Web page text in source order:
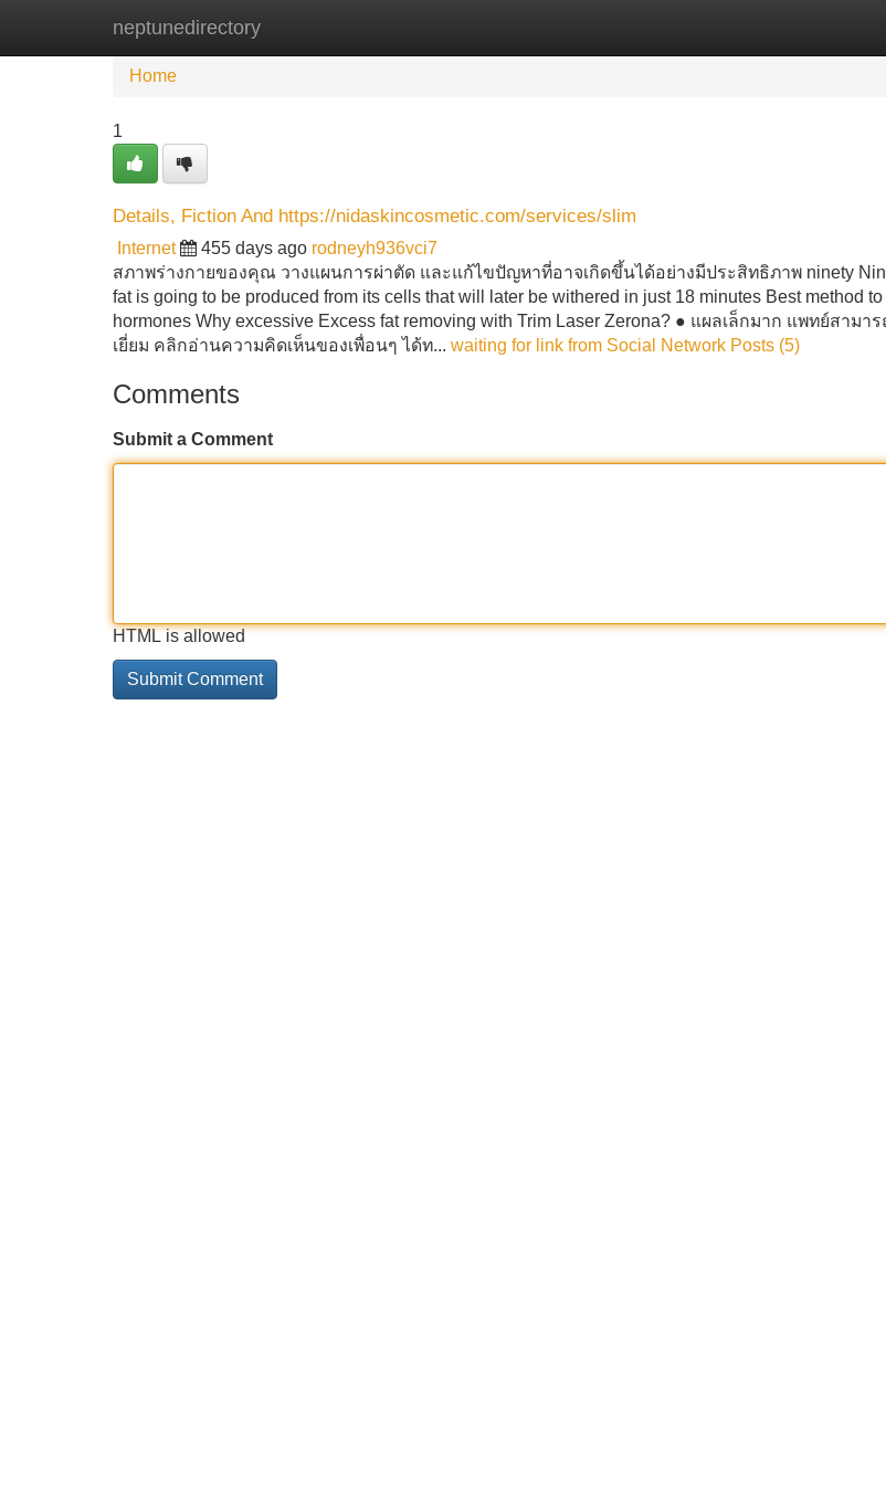
neptunedirectory
Home New Site Listings
Home
1
Details, Fiction And https://nidaskincosmetic.com/services/slim
Internet 455 days ago rodneyh936vci7
สภาพร่างกายของคุณ วางแผนการผ่าตัด และแก้ไขปัญหาที่อาจเกิดขึ้นได้อย่างมีประสิทธิภาพ ninety
fat is going to be produced from its cells that will later be withered in just 18 minutes Best method
hormones Why excessive Excess fat removing with Trim Laser Zerona? ● แผลเล็กมาก แพทย์สาม
เยี่ยม คลิกอ่านความคิดเห็นของเพื่อนๆ ได้ท... waiting for link from Social Network Posts (5)
Comments
Submit a Comment
HTML is allowed